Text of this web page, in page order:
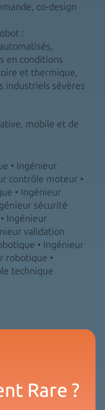
co-design
:
en conditions
et thermique,
industriels sévères
mobile et de
• Ingénieur
contrôle moteur •
• Ingénieur
sécurité
Ingénieur
validation
• Ingénieur
robotique •
technique
Rare ?